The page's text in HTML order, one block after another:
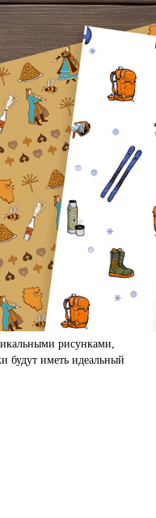
рисунками,
будут иметь идеальный